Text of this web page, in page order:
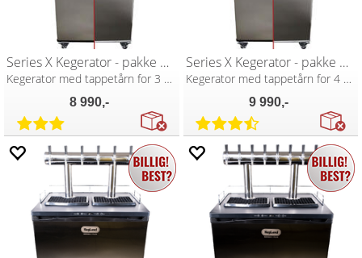
Series X Kegerator - pakke med 3 kraner
Kegerator med tappetårn for 3 kraner
8 990,-
Series X Kegerator - pakke med 4 kraner
Kegerator med tappetårn for 4 kraner
9 990,-